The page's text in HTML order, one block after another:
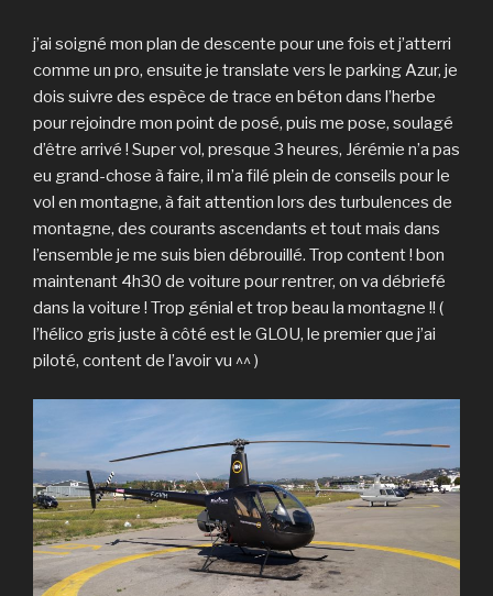
j’ai soigné mon plan de descente pour une fois et j’atterri
comme un pro, ensuite je translate vers le parking Azur, je
dois suivre des espèce de trace en béton dans l’herbe
pour rejoindre mon point de posé, puis me pose, soulagé
d’être arrivé ! Super vol, presque 3 heures, Jérémie n’a pas
eu grand-chose à faire, il m’a filé plein de conseils pour le
vol en montagne, à fait attention lors des turbulences de
montagne, des courants ascendants et tout mais dans
l’ensemble je me suis bien débrouillé. Trop content ! bon
maintenant 4h30 de voiture pour rentrer, on va débriefé
dans la voiture ! Trop génial et trop beau la montagne !! (
l’hélico gris juste à côté est le GLOU, le premier que j’ai
piloté, content de l’avoir vu ^^ )